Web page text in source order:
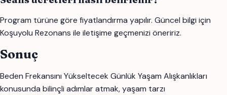
Program türüne göre fiyatlandırma yapılır. Güncel bilgi için
Koşuyolu Rezonans ile iletişime geçmenizi öneririz.
Sonuç
Beden Frekansını Yükseltecek Günlük Yaşam Alışkanlıkları
konusunda bilinçli adımlar atmak, yaşam tarzı